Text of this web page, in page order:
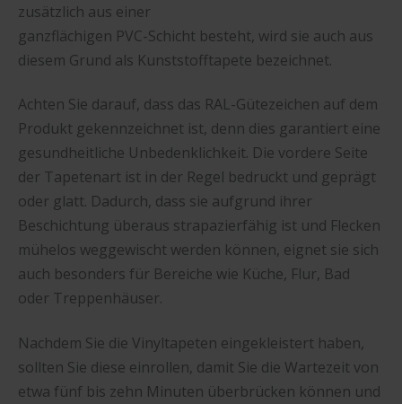
zusätzlich aus einer
ganzflächigen PVC-Schicht besteht, wird sie auch aus
diesem Grund als Kunststofftapete bezeichnet.
Achten Sie darauf, dass das RAL-Gütezeichen auf dem
Produkt gekennzeichnet ist, denn dies garantiert eine
gesundheitliche Unbedenklichkeit. Die vordere Seite
der Tapetenart ist in der Regel bedruckt und geprägt
oder glatt. Dadurch, dass sie aufgrund ihrer
Beschichtung überaus strapazierfähig ist und Flecken
mühelos weggewischt werden können, eignet sie sich
auch besonders für Bereiche wie Küche, Flur, Bad
oder Treppenhäuser.
Nachdem Sie die Vinyltapeten eingekleistert haben,
sollten Sie diese einrollen, damit Sie die Wartezeit von
etwa fünf bis zehn Minuten überbrücken können und